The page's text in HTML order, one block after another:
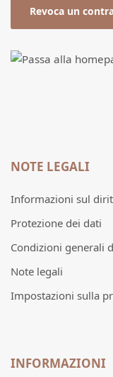
Revoca un
NOTE LEGALI
Informazioni sul
Protezione dei dati
Condizioni generali
Note legali
Impostazioni sulla
INFORMAZIONI